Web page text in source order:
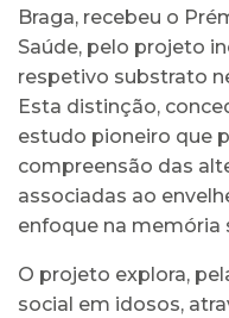
Braga, recebeu o
Saúde, pelo projeto
respetivo substrato
Esta distinção,
estudo pioneiro que
compreensão das
associadas ao
enfoque na memória
O projeto explora,
social em idosos,